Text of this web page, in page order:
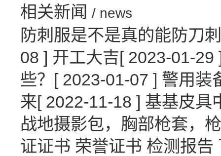
相关新闻 / news
防刺服是不是真的能防刀
08 ] 开工大吉[ 2023-01-29
些？ [ 2023-01-07 ] 警用装
来[ 2022-11-18 ] 基基皮具
战地摄影包，胸部枪套，
证证书 荣誉证书 检测报告